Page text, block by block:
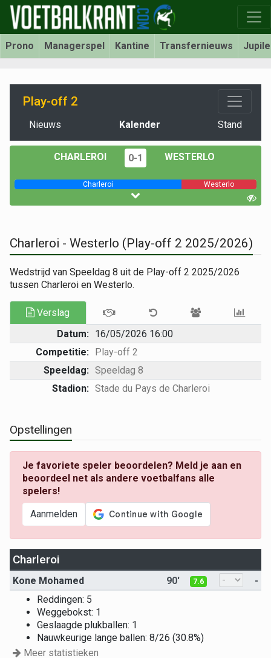
Prono Managerspel Kantine Transfernieuws
Play-off 2
Nieuws Kalender Stand
CHARLEROI 0-1 WESTERLO
Charleroi Westerlo
Charleroi - Westerlo (Play-off 2 2025/2026)
Wedstrijd van Speeldag 8 uit de Play-off 2 2025/2026
tussen Charleroi en Westerlo.
Verslag
Datum: 16/05/2026 16:00
Competitie: Play-off 2
Speeldag: Speeldag 8
Stadion: Stade du Pays de Charleroi
Opstellingen
Je favoriete speler beoordelen? Meld je aan en
beoordeel net als andere voetbalfans alle
spelers!
Aanmelden
Charleroi
Kone Mohamed 90' 7.6
-
Reddingen: 5
Weggebokst: 1
Geslaagde plukballen: 1
Nauwkeurige lange ballen: 8/26 (30.8%)
Meer statistieken